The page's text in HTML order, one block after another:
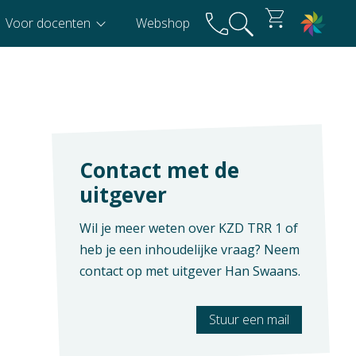
Voor docenten Webshop
Contact met de
uitgever
Wil je meer weten over KZD TRR 1 of
heb je een inhoudelijke vraag? Neem
contact op met uitgever Han Swaans.
Stuur een mail